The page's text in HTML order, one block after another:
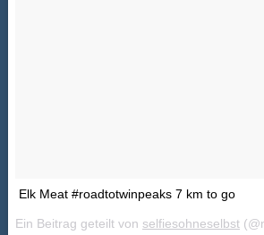
Elk Meat #roadtotwinpeaks 7 km to go
Ein Beitrag geteilt von selfiesohneselbst